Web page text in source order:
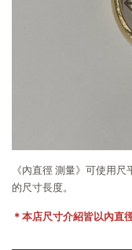
《內直徑 測量》可使用
的尺寸長度。
＊本店尺寸介紹皆以內直